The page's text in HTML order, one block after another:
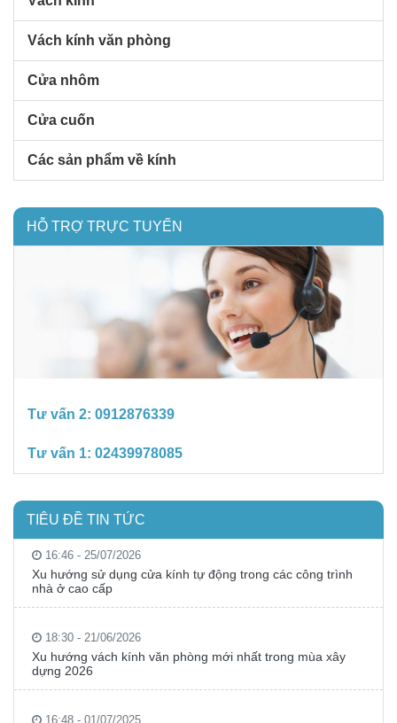
Vách kính văn phòng
Cửa nhôm
Cửa cuốn
Các sản phẩm về kính
HỖ TRỢ TRỰC TUYẾN
Tư vấn 2: 0912876339
Tư vấn 1: 02439978085
TIÊU ĐỀ TIN TỨC
16:46 - 25/07/2026
Xu hướng sử dụng cửa kính tự động trong các công trình
nhà ở cao cấp
18:30 - 21/06/2026
Xu hướng vách kính văn phòng mới nhất trong mùa xây
dựng 2026
16:48 - 01/07/2025